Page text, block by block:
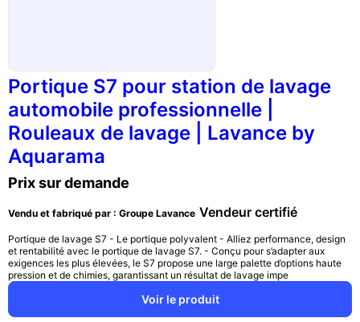
Portique S7 pour station de lavage
automobile professionnelle |
Rouleaux de lavage | Lavance by
Aquarama
Prix sur demande
Vendu et fabriqué par : Groupe Lavance Vendeur certifié
Portique de lavage S7 - Le portique polyvalent - Alliez performance, design
et rentabilité avec le portique de lavage S7. - Conçu pour s’adapter aux
exigences les plus élevées, le S7 propose une large palette d’options haute
pression et de chimies, garantissant un résultat de lavage impe
Voir le produit